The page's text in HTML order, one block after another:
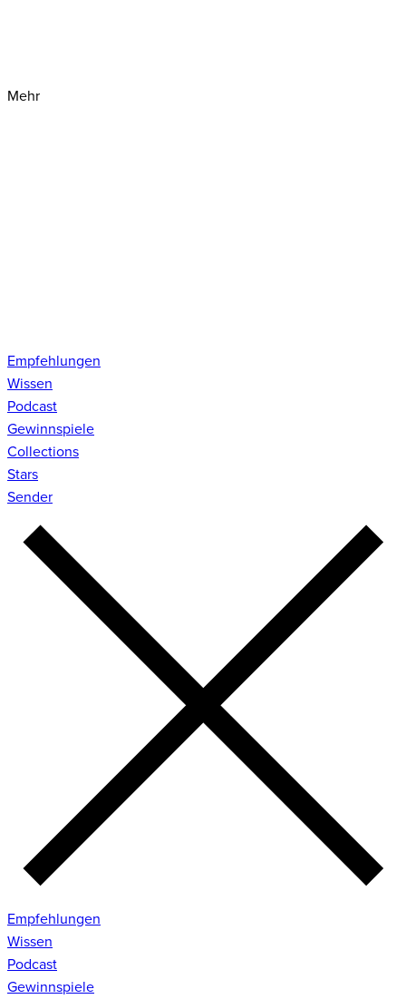
Mehr
Empfehlungen
Wissen
Podcast
Gewinnspiele
Collections
Stars
Sender
Empfehlungen
Wissen
Podcast
Gewinnspiele